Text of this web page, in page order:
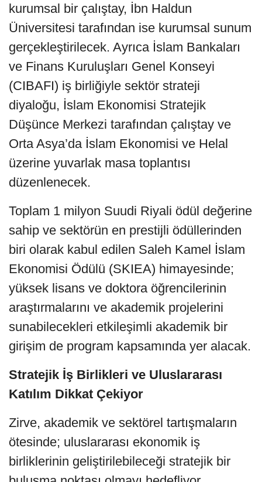
kurumsal bir çalıştay, İbn Haldun
Üniversitesi tarafından ise kurumsal sunum
gerçekleştirilecek. Ayrıca İslam Bankaları
ve Finans Kuruluşları Genel Konseyi
(CIBAFI) iş birliğiyle sektör strateji
diyaloğu, İslam Ekonomisi Stratejik
Düşünce Merkezi tarafından çalıştay ve
Orta Asya’da İslam Ekonomisi ve Helal
üzerine yuvarlak masa toplantısı
düzenlenecek.
Toplam 1 milyon Suudi Riyali ödül değerine
sahip ve sektörün en prestijli ödüllerinden
biri olarak kabul edilen Saleh Kamel İslam
Ekonomisi Ödülü (SKIEA) himayesinde;
yüksek lisans ve doktora öğrencilerinin
araştırmalarını ve akademik projelerini
sunabilecekleri etkileşimli akademik bir
girişim de program kapsamında yer alacak.
Stratejik İş Birlikleri ve Uluslararası
Katılım Dikkat Çekiyor
Zirve, akademik ve sektörel tartışmaların
ötesinde; uluslararası ekonomik iş
birliklerinin geliştirilebileceği stratejik bir